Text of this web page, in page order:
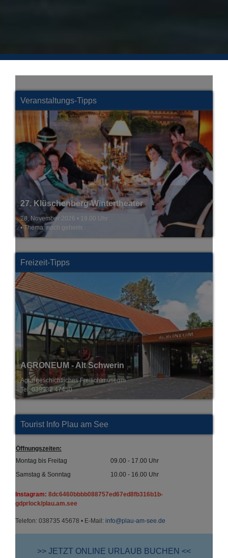
Veranstaltungs-Tipps
Burgfestspiele - Hitparade
06. + 07..08.2026 • immer um 19.30 Uhr
• Die Sommer-TV-Revue
Freizeit-Tipps
Alpaka Ranch Ruhner Berge
direkt an der A24 - Abfahrt Suckow
Tel. 0157 70207407
Tourist Info Plau am See
Öffnungszeiten:
Montag bis Freitag
09.00 - 17.00 Uhr
Samstag & Sonntag
10.00 - 16.00 Uhr
Instagram: 8dc6460bbbb088757ed67ed8fb316b1b-
gdprlock/plau.am.see
Telefon: 038735 45678 • E-Mail: info@plau-am-see.de
>> JETZT ONLINE URLAUB BUCHEN <<